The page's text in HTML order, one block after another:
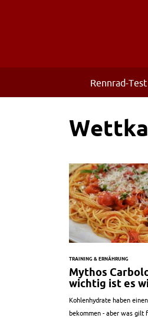
Rennrad-Test
TRAINING & ERNÄHRUNG
Mythos
wichtig ist es
Kohlenhydrate haben
bekommen - aber was gilt